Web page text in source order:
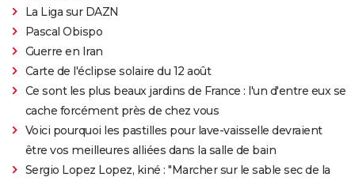
La Liga sur DAZN
Pascal Obispo
Guerre en Iran
Carte de l'éclipse solaire du 12 août
Ce sont les plus beaux jardins de France : l'un d'entre eux se
cache forcément près de chez vous
Voici pourquoi les pastilles pour lave-vaisselle devraient
être vos meilleures alliées dans la salle de bain
Sergio Lopez Lopez, kiné : "Marcher sur le sable sec de la